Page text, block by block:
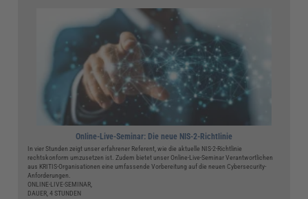
Online-Live-Seminar: Die neue NIS-2-Richtlinie
In vier Stunden zeigt unser erfahrener Referent, wie die aktuelle NIS-2-Richtlinie
rechtskonform umzusetzen ist. Zudem bietet unser Online-Live-Seminar Verantwortlichen
aus KRITIS-Organisationen eine umfassende Vorbereitung auf die neuen Cybersecurity-
Anforderungen.
ONLINE-LIVE-SEMINAR,
DAUER, 4 STUNDEN